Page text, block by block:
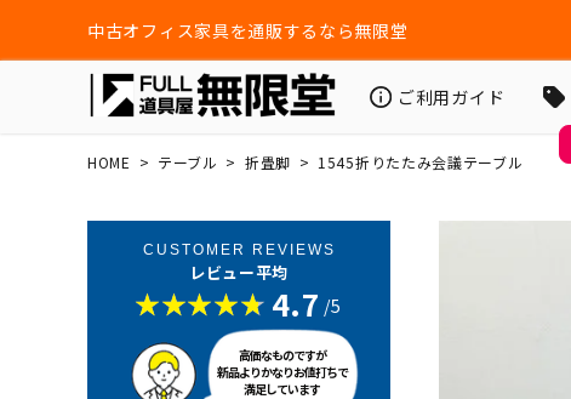
中古オフィス家具を通販するなら無限堂
ご利用ガイド
HOME テーブル 折畳脚 1545折りたたみ会議テーブル
CUSTOMER REVIEWS
レビュー平均
4.7 /5
高価なものですが
新品よりかなりお値打ちで
満足しています